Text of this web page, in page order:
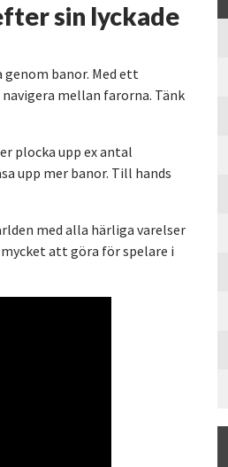
sin lyckade
banor. Med ett
mellan farorna. Tänk
plocka upp ex antal
upp mer banor. Till hands
med alla härliga varelser
att göra för spelare i